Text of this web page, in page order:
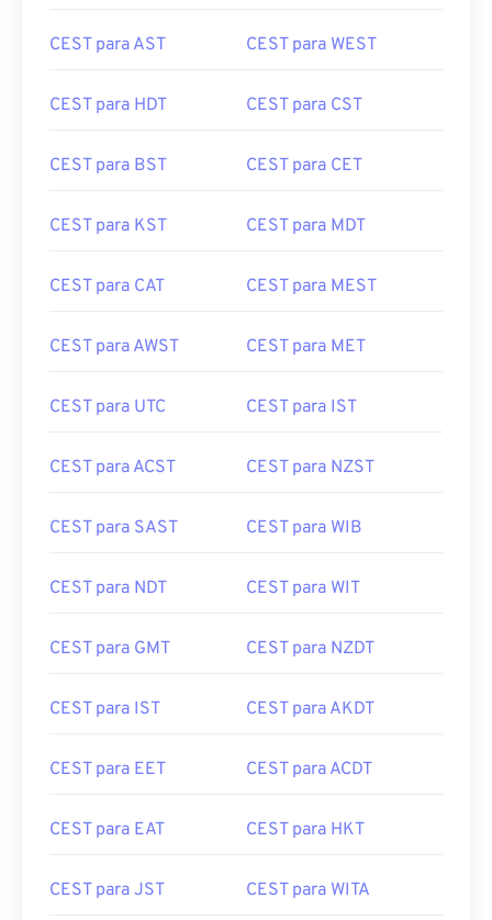
CEST para AST CEST para WEST
CEST para HDT CEST para CST
CEST para BST CEST para CET
CEST para KST CEST para MDT
CEST para CAT CEST para MEST
CEST para AWST CEST para MET
CEST para UTC CEST para IST
CEST para ACST CEST para NZST
CEST para SAST CEST para WIB
CEST para NDT CEST para WIT
CEST para GMT CEST para NZDT
CEST para IST CEST para AKDT
CEST para EET CEST para ACDT
CEST para EAT CEST para HKT
CEST para JST CEST para WITA